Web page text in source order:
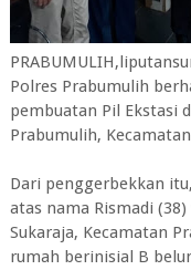
Polres Prabumulih
pembuatan Pil Ekstasi
Prabumulih,
Dari penggerbekkan
atas nama Rismadi
Sukaraja, Kecamatan
rumah berinisial B